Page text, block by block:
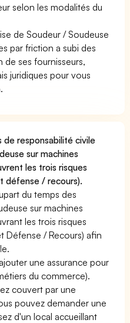
selon les modalités du
de Soudeur / Soudeuse
par friction a subi des
de ses fournisseurs,
juridiques pour vous
de responsabilité civile
sur machines
les trois risques
défense / recours).
du temps des
sur machines
les trois risques
Défense / Recours) afin
une assurance pour
du commerce).
couvert par une
pouvez demander une
d'un local accueillant